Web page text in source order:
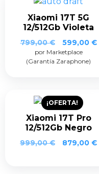
Xiaomi 17T 5G
12/512Gb Violeta
799,00€
El
precio
original
599,00 €El
por Marketplace
(Garantía Zaraphone)
¡OFERTA!
Xiaomi 17T Pro
12/512Gb Negro
999,00€
El
879,00 €El